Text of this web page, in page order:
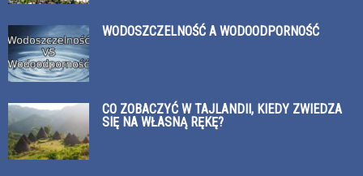
WODOSZCZELNOŚĆ A WODOODPORNOŚĆ
CO ZOBACZYĆ W TAJLANDII, KIEDY ZWIEDZA
SIĘ NA WŁASNĄ RĘKĘ?